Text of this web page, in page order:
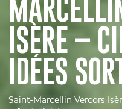
ISÈRE –
IDÉES
Saint-Marcellin Vercors